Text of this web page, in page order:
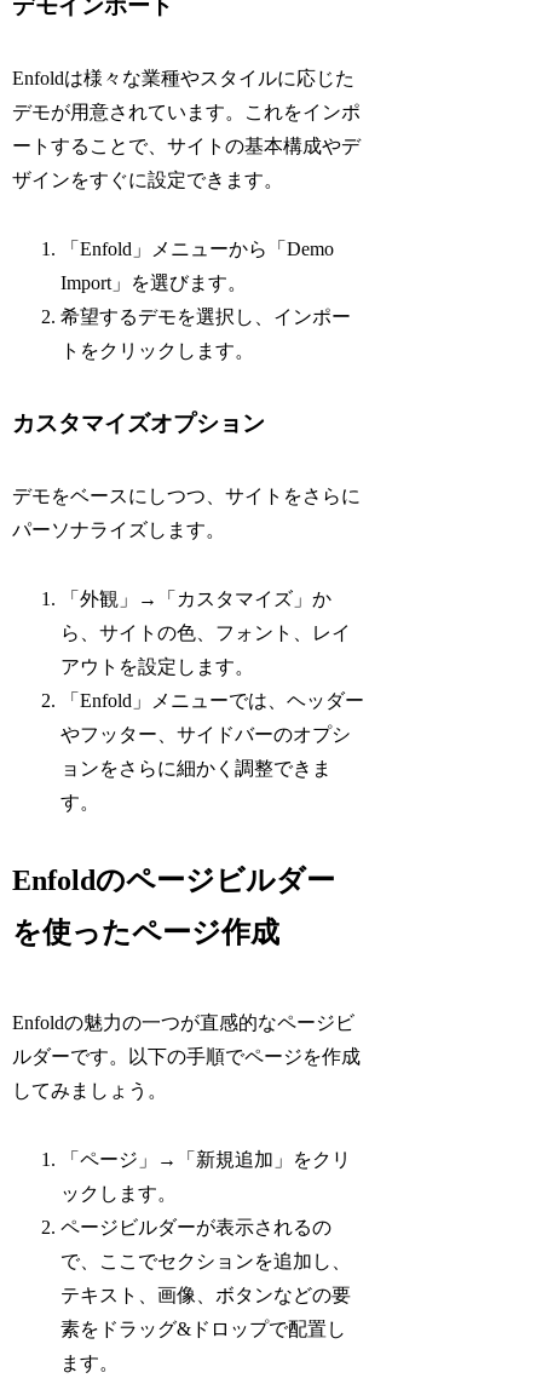
デモインポート
Enfoldは様々な業種やスタイルに応じた
デモが用意されています。これをインポ
ートすることで、サイトの基本構成やデ
ザインをすぐに設定できます。
「Enfold」メニューから「Demo
Import」を選びます。
希望するデモを選択し、インポー
トをクリックします。
カスタマイズオプション
デモをベースにしつつ、サイトをさらに
パーソナライズします。
「外観」→「カスタマイズ」か
ら、サイトの色、フォント、レイ
アウトを設定します。
「Enfold」メニューでは、ヘッダー
やフッター、サイドバーのオプシ
ョンをさらに細かく調整できま
す。
Enfoldのページビルダー
を使ったページ作成
Enfoldの魅力の一つが直感的なページビ
ルダーです。以下の手順でページを作成
してみましょう。
「ページ」→「新規追加」をクリ
ックします。
ページビルダーが表示されるの
で、ここでセクションを追加し、
テキスト、画像、ボタンなどの要
素をドラッグ&ドロップで配置し
ます。